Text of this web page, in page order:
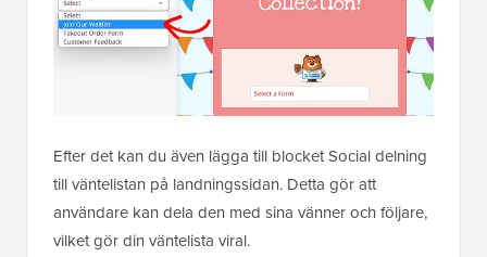
Efter det kan du även lägga till blocket Social delning
till väntelistan på landningssidan. Detta gör att
användare kan dela den med sina vänner och följare,
vilket gör din väntelista viral.